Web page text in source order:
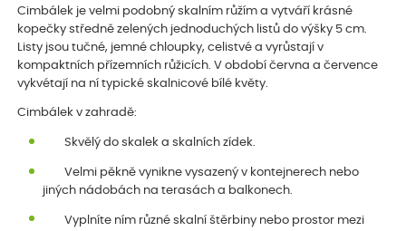
Cimbálek je velmi podobný skalním růžím a vytváří krásné
kopečky středně zelených jednoduchých listů do výšky 5 cm.
Listy jsou tučné, jemné chloupky, celistvé a vyrůstají v
kompaktních přízemních růžicích. V období června a července
vykvétají na ní typické skalnicové bílé květy.
Cimbálek v zahradě:
Skvělý do skalek a skalních zídek.
Velmi pěkně vynikne vysazený v kontejnerech nebo
jiných nádobách na terasách a balkonech.
Vyplníte ním různé skalní štěrbiny nebo prostor mezi